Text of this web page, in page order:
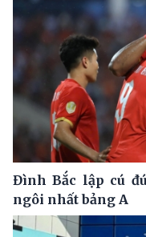
Đình Bắc lập cú
ngôi nhất bảng A